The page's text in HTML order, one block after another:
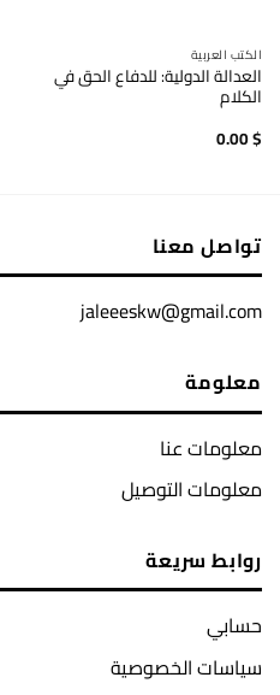
الكتب العربية
العدالة الدولية: للدفاع الحق في
الكلام
0.00$
تواصل معنا
jaleeeskw@gmail.com
معلومة
معلومات عنا
معلومات التوصيل
روابط سريعة
حسابي
سياسات الخصوصية